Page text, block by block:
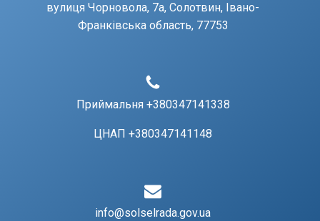
вулиця Чорновола, 7a, Солотвин, Івано-
Франківська область, 77753
Приймальня +380347141338
ЦНАП +380347141148
info@solselrada.gov.ua